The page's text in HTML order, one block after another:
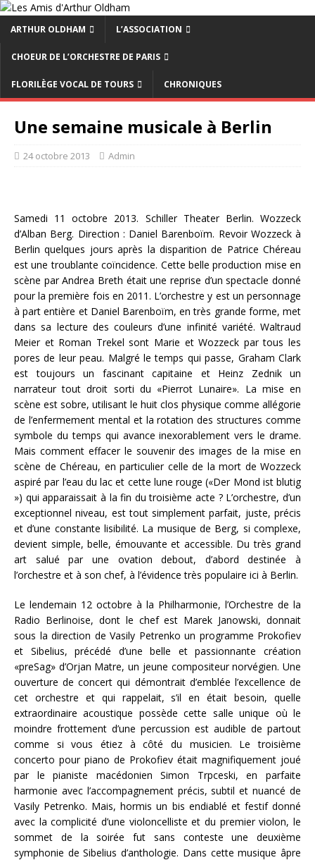
ARTHUR OLDHAM L’ASSOCIATION
CHOEUR DE L’ORCHESTRE DE PARIS
FLORILÈGE VOCAL DE TOURS CHRONIQUES
Une semaine musicale à Berlin
24 octobre 2013 Admin
Samedi 11 octobre 2013. Schiller Theater Berlin. Wozzeck
d’Alban Berg. Direction : Daniel Barenboïm. Revoir Wozzeck à
Berlin quelques jours après la disparition de Patrice Chéreau
est une troublante coïncidence. Cette belle production mise en
scène par Andrea Breth était une reprise d’un spectacle donné
pour la première fois en 2011. L’orchestre y est un personnage
à part entière et Daniel Barenboïm, en très grande forme, met
dans sa lecture des couleurs d’une infinité variété. Waltraud
Meier et Roman Trekel sont Marie et Wozzeck par tous les
pores de leur peau. Malgré le temps qui passe, Graham Clark
est toujours un fascinant capitaine et Heinz Zednik un
narrateur tout droit sorti du «Pierrot Lunaire». La mise en
scène est sobre, utilisant le huit clos physique comme allégorie
de l’enfermement mental et la rotation des structures comme
symbole du temps qui avance inexorablement vers le drame.
Mais comment effacer le souvenir des images de la mise en
scène de Chéreau, en particulier celle de la mort de Wozzeck
aspiré par l’eau du lac et cette lune rouge («Der Mond ist blutig
») qui apparaissait à la fin du troisième acte ? L’orchestre, d’un
exceptionnel niveau, est tout simplement parfait, juste, précis
et d’une constante lisibilité. La musique de Berg, si complexe,
devient simple, belle, émouvante et accessible. Du très grand
art salué par une ovation debout, d’abord destinée à
l’orchestre et à son chef, à l’évidence très populaire ici à Berlin.
Le lendemain 12 octobre à la Philharmonie, l’Orchestre de la
Radio Berlinoise, dont le chef est Marek Janowski, donnait
sous la direction de Vasily Petrenko un programme Prokofiev
et Sibelius, précédé d’une belle et passionnante création
«preSag» d’Orjan Matre, un jeune compositeur norvégien. Une
ouverture de concert qui démontrait d’emblée l’excellence de
cet orchestre et qui rappelait, s’il en était besoin, quelle
extraordinaire acoustique possède cette salle unique où le
moindre frottement d’une percussion est audible de partout
comme si vous étiez à côté du musicien. Le troisième
concerto pour piano de Prokofiev était magnifiquement joué
par le pianiste macédonien Simon Trpceski, en parfaite
harmonie avec l’accompagnement précis, subtil et nuancé de
Vasily Petrenko. Mais, hormis un bis endiablé et festif donné
avec la complicité d’une violoncelliste et du premier violon, le
sommet de la soirée fut sans conteste une deuxième
symphonie de Sibelius d’anthologie. Dans cette musique âpre